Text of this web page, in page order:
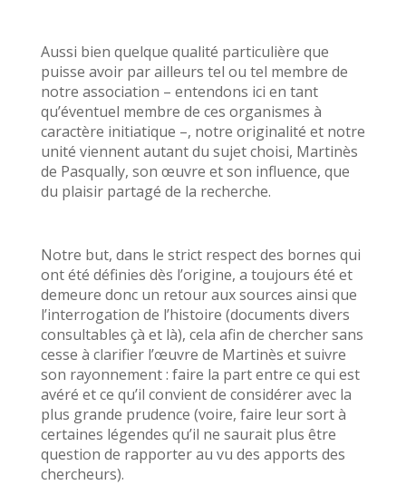
Aussi bien quelque qualité particulière que
puisse avoir par ailleurs tel ou tel membre de
notre association – entendons ici en tant
qu’éventuel membre de ces organismes à
caractère initiatique –, notre originalité et notre
unité viennent autant du sujet choisi, Martinès
de Pasqually, son œuvre et son influence, que
du plaisir partagé de la recherche.
Notre but, dans le strict respect des bornes qui
ont été définies dès l’origine, a toujours été et
demeure donc un retour aux sources ainsi que
l’interrogation de l’histoire (documents divers
consultables çà et là), cela afin de chercher sans
cesse à clarifier l’œuvre de Martinès et suivre
son rayonnement : faire la part entre ce qui est
avéré et ce qu’il convient de considérer avec la
plus grande prudence (voire, faire leur sort à
certaines légendes qu’il ne saurait plus être
question de rapporter au vu des apports des
chercheurs).